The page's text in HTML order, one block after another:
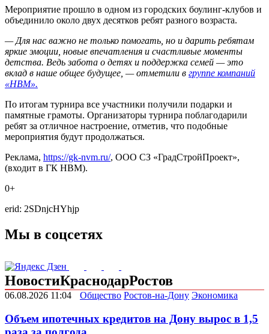
Мероприятие прошло в одном из городских боулинг-клубов и
объединило около двух десятков ребят разного возраста.
— Для нас важно не только помогать, но и дарить ребятам
яркие эмоции, новые впечатления и счастливые моменты
детства. Ведь забота о детях и поддержка семей — это
вклад в наше общее будущее, — отметили в группе компаний
«НВМ».
По итогам турнира все участники получили подарки и
памятные грамоты. Организаторы турнира поблагодарили
ребят за отличное настроение, отметив, что подобные
мероприятия будут продолжаться.
Реклама, https://gk-nvm.ru/, ООО СЗ «ГрадСтройПроект»,
(входит в ГК НВМ).
0+
erid: 2SDnjcHYhjp
Мы в соцсетях
НовостиКраснодарРостов
06.08.2026 11:04 Общество Ростов-на-Дону Экономика
Объем ипотечных кредитов на Дону вырос в 1,5